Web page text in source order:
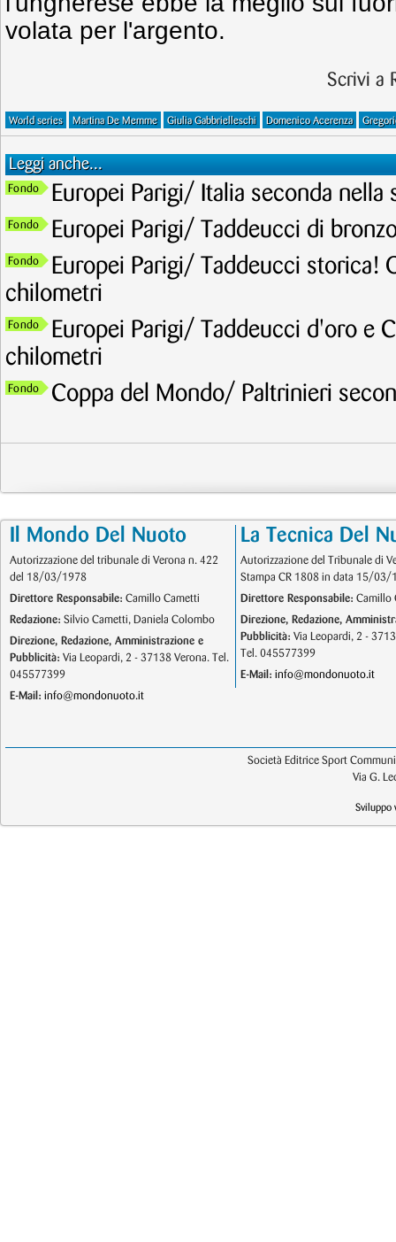
volata per l'argento.
Scrivi a
World series Martina De Memme Giulia Gabbrielleschi Domenico Acerenza
Leggi anche...
Fondo Europei Parigi/ Italia seconda
Fondo Europei Parigi/ Taddeucci di
Fondo
Europei Parigi/ Taddeucci storica!
chilometri
Fondo
Europei Parigi/ Taddeucci d'oro e
chilometri
Fondo Coppa del Mondo/ Paltrinieri
Il Mondo Del Nuoto
Autorizzazione del tribunale di Verona n. 422
del 18/03/1978
Direttore Responsabile: Camillo Cametti
Redazione: Silvio Cametti, Daniela Colombo
Direzione, Redazione, Amministrazione e
Pubblicità: Via Leopardi, 2 - 37138 Verona. Tel.
045577399
E-Mail: info@mondonuoto.it
La Tecnica Del
Autorizzazione del Tribunale di
Stampa CR 1808 in data 15/03/
Direttore Responsabile: Camillo
Direzione, Redazione,
Pubblicità: Via Leopardi, 2 -
Tel. 045577399
E-Mail: info@mondonuoto.it
Società Editrice Sport
Via G.
Sviluppo